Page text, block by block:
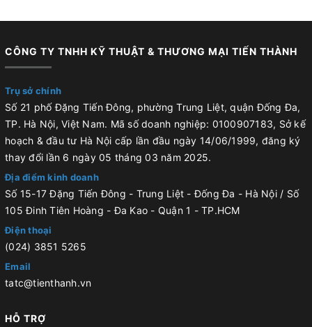
CÔNG TY TNHH KỸ THUẬT & THƯƠNG MẠI TIẾN THÀNH
Trụ sở chính
Số 21 phố Đặng Tiến Đông, phường Trung Liệt, quận Đống Đa,
TP. Hà Nội, Việt Nam. Mã số doanh nghiệp: 0100907183, Sở kế
hoạch & đầu tư Hà Nội cấp lần đầu ngày 14/06/1999, đăng ký
thay đổi lần 6 ngày 05 tháng 03 năm 2025.
Địa điểm kinh doanh
Số 15-17 Đặng Tiến Đông - Trung Liệt - Đống Đa - Hà Nội / Số
105 Đinh Tiên Hoàng - Đa Kao - Quận 1 - TP.HCM
Điện thoại
(024) 3851 5265
Email
tatc@tienthanh.vn
HỖ TRỢ